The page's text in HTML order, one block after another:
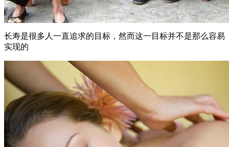
长寿是很多人一直追求的目标，然而这一目标并不是那么容易
实现的